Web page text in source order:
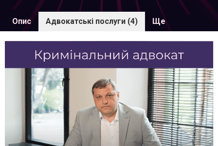
Опис Адвокатські послуги (4) Ще